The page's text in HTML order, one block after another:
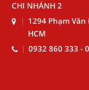
CHI NHÁNH 2
1294 Phạm Văn
HCM
0932 860 333 -